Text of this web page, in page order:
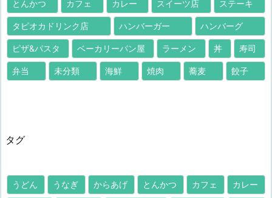
とんかつ カフェ カレー スイーツ店 ステーキ
タピオカドリンク店 ハンバーガー ハンバーグ
ピザ&パスタ ベーカリーパン屋 ラーメン 丼 寿司
弁当 未分類 海鮮 焼肉 蕎麦 餃子
タグ
うどん うなぎ からあげ とんかつ カフェ カレー